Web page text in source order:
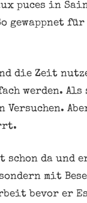
puces in
gewappnet
die Zeit
werden.
schon da
mit
bevor er